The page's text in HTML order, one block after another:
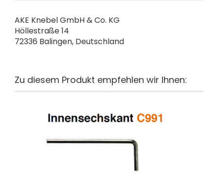
AKE Knebel GmbH & Co. KG
Höllestraße 14
72336 Balingen, Deutschland
Zu diesem Produkt empfehlen wir Ihnen: